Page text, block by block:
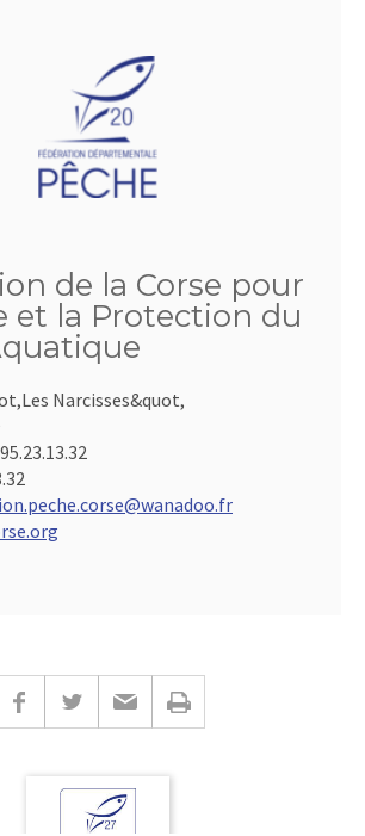
de la Corse pour
et la Protection du
Narcisses&quot,